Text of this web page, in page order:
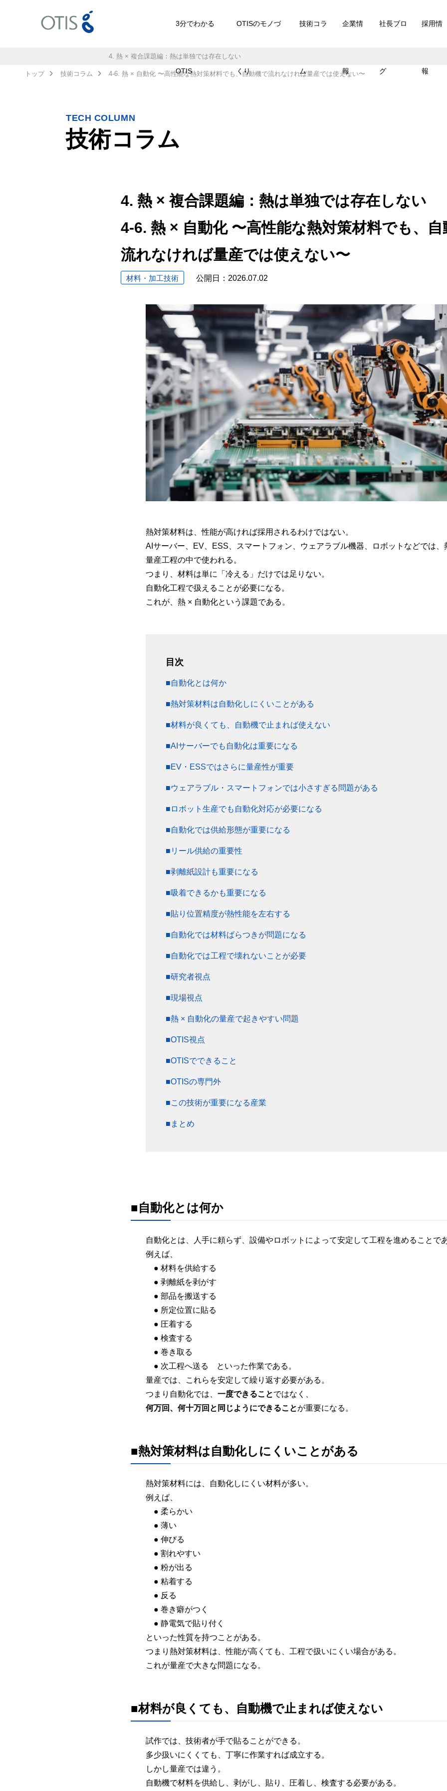
3分でわかる
OTIS
OTISのモノづ
くり
技術コラ
ム
企業情
報
社長ブロ
グ
採用情
報
トップ 技術コラム
4. 熱 × 複合課題編：熱は単独では存在しない
4-6. 熱 × 自動化 〜高性能な熱対策材料でも、自動機で流れなければ量産では使えない〜
TECH COLUMN
技術コラム
4. 熱 × 複合課題編：熱は単独では存在しない
4-6. 熱 × 自動化 〜高性能な熱対策材料でも、自
流れなければ量産では使えない〜
材料・加工技術 公開日： 2026.07.02
熱対策材料は、性能が高ければ採用されるわけではない。
AIサーバー、EV、ESS、スマートフォン、ウェアラブル機器、ロボットなどでは、
量産工程の中で使われる。
つまり、材料は単に「冷える」だけでは足りない。
自動化工程で扱えることが必要になる。
これが、熱 × 自動化という課題である。
目次
■自動化とは何か
■熱対策材料は自動化しにくいことがある
■材料が良くても、自動機で止まれば使えない
■AIサーバーでも自動化は重要になる
■EV・ESSではさらに量産性が重要
■ウェアラブル・スマートフォンでは小さすぎる問題がある
■ロボット生産でも自動化対応が必要になる
■自動化では供給形態が重要になる
■リール供給の重要性
■剥離紙設計も重要になる
■吸着できるかも重要になる
■貼り位置精度が熱性能を左右する
■自動化では材料ばらつきが問題になる
■自動化では工程で壊れないことが必要
■研究者視点
■現場視点
■熱 × 自動化の量産で起きやすい問題
■OTIS視点
■OTISでできること
■OTISの専門外
■この技術が重要になる産業
■まとめ
■自動化とは何か
自動化とは、人手に頼らず、設備やロボットによって安定して工程を進めることで
例えば、
● 材料を供給する
● 剥離紙を剥がす
● 部品を搬送する
● 所定位置に貼る
● 圧着する
● 検査する
● 巻き取る
● 次工程へ送る といった作業である。
量産では、これらを安定して繰り返す必要がある。
つまり自動化では、 一度できることではなく、
何万回、何十万回と同じようにできることが重要になる。
■熱対策材料は自動化しにくいことがある
熱対策材料には、自動化しにくい材料が多い。
例えば、
● 柔らかい
● 薄い
● 伸びる
● 割れやすい
● 粉が出る
● 粘着する
● 反る
● 巻き癖がつく
● 静電気で貼り付く
といった性質を持つことがある。
つまり熱対策材料は、性能が高くても、工程で扱いにくい場合がある。
これが量産で大きな問題になる。
■材料が良くても、自動機で止まれば使えない
試作では、技術者が手で貼ることができる。
多少扱いにくくても、丁寧に作業すれば成立する。
しかし量産では違う。
自動機で材料を供給し、剥がし、貼り、圧着し、検査する必要がある。